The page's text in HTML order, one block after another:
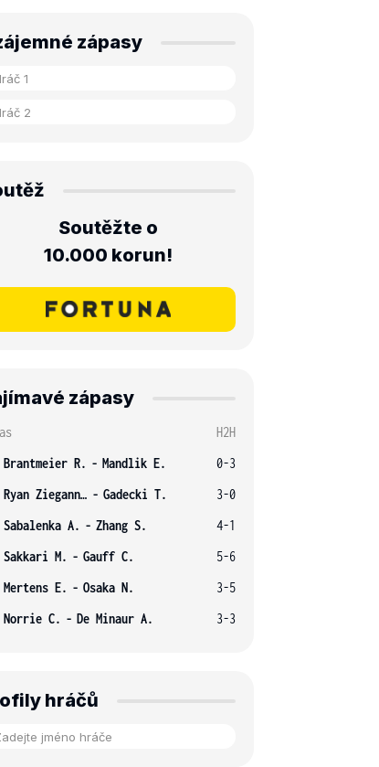
zápasy
Soutěžte o
10.000 korun!
zápasy
H2H
Brantmeier R. - Mandlik E.
0-3
Ryan Ziegann S. - Gadecki T.
3-0
Sabalenka A. - Zhang S.
4-1
Sakkari M. - Gauff C.
5-6
Mertens E. - Osaka N.
3-5
Norrie C. - De Minaur A. 3-3
hráčů